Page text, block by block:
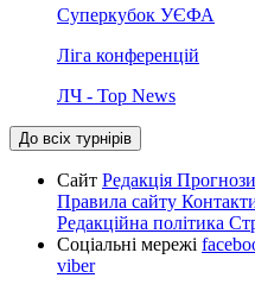
Суперкубок УЄФА
Ліга конференцій
ЛЧ - Top News
До всіх турнірів
Сайт Редакція Прогнози
Правила сайту
Редакційна політика
Соціальні мережі
viber